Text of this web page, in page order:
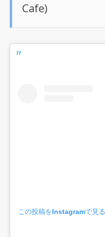
Cafe)
この投稿をInstagramで見る